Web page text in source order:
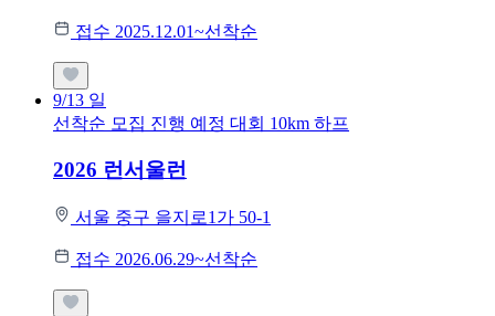
접수 2025.12.01~선착순
9/13 일
선착순 모집 진행 예정 대회 10km 하프
2026 런서울런
서울 중구 을지로1가 50-1
접수 2026.06.29~선착순